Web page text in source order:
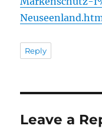
Reply
Leave a